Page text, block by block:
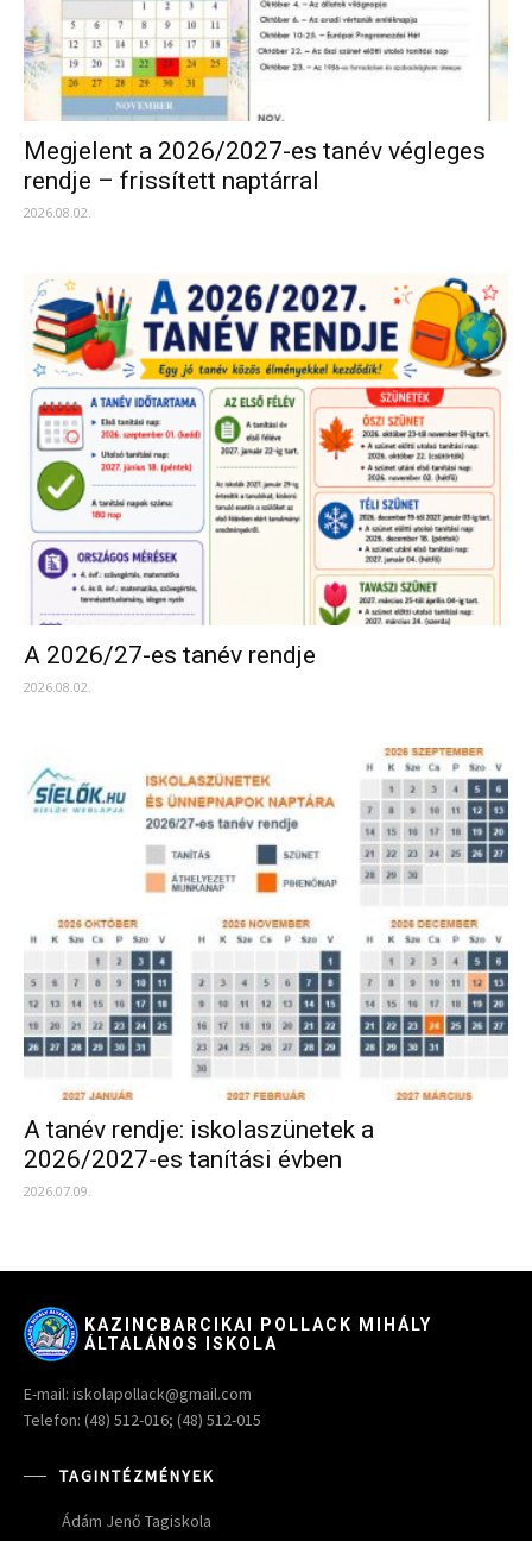
Megjelent a 2026/2027-es tanév végleges
rendje – frissített naptárral
2026.08.02.
A 2026/27-es tanév rendje
2026.08.02.
A tanév rendje: iskolaszünetek a
2026/2027-es tanítási évben
2026.07.09.
KAZINCBARCIKAI POLLACK MIHÁLY
ÁLTALÁNOS ISKOLA
E-mail: iskolapollack@gmail.com
Telefon: (48) 512-016; (48) 512-015
TAGINTÉZMÉNYEK
Ádám Jenő Tagiskola